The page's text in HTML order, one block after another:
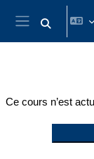
Passer au contenu
Panneau
Activer/
Ce cours n’est